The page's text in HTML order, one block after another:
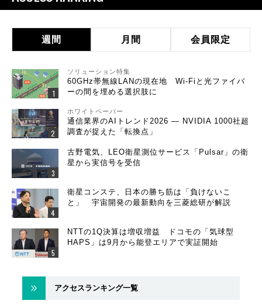
週間 月間 会員限定
ソリューション特集
60GHz帯無線LANの現在地 Wi-Fiと光ファイバ
ーの間を埋める選択肢に
ホワイトペーパー
通信業界のAIトレンド2026 ― NVIDIA 1000社超
調査が捉えた「転換点」
古野電気、LEO衛星測位サービス「Pulsar」の衛
星から実信号を受信
衛星コンステ、日本の勝ち筋は「負けないこ
と」 宇宙開発の最新動向を三菱総研が解説
NTTの1Q決算は増収増益 ドコモの「気球型
HAPS」は9月から能登エリアで実証開始
アクセスランキング一覧